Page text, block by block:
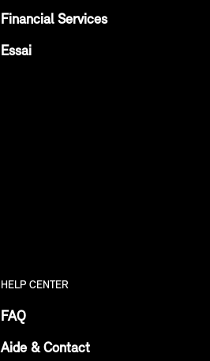
Financial Services
Essai
HELP CENTER
FAQ
Aide & Contact